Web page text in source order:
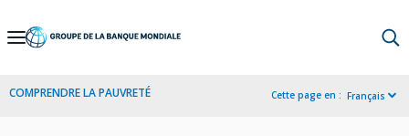
Skip
Navigation
COMPRENDRE LA PAUVRETÉ Cette page en : Français